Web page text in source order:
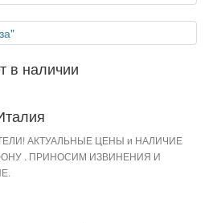
в наличии
АКТУАЛЬНЫЕ ЦЕНЫ и НАЛИЧИЕ
. ПРИНОСИМ ИЗВИНЕНИЯ И